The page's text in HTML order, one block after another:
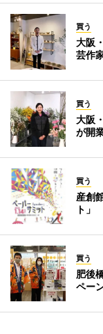
買う
大阪
芸作
買う
大阪
が開
買う
産創
ト」
買う
肥後
ペー